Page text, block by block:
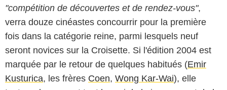
"compétition de découvertes et de rendez-vous",
verra douze cinéastes concourrir pour la première
fois dans la catégorie reine, parmi lesquels neuf
seront novices sur la Croisette. Si l'édition 2004 est
marquée par le retour de quelques habitués (Emir
Kusturica, les frères Coen, Wong Kar-Wai), elle